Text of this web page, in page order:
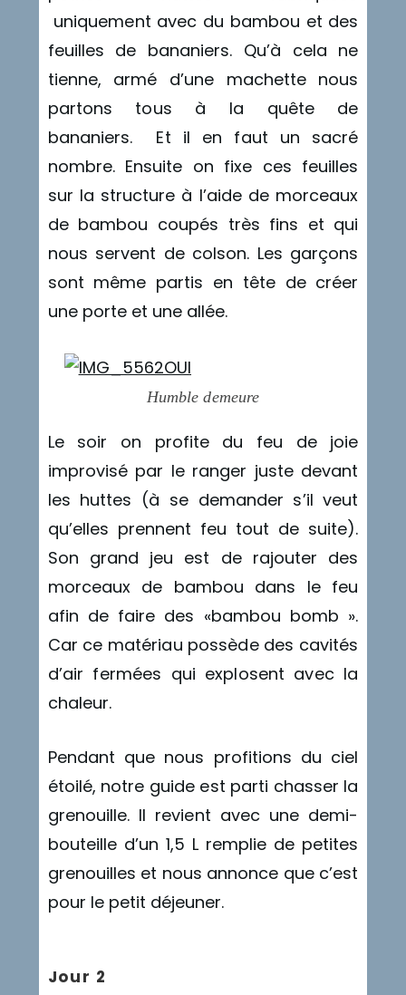
uniquement avec du bambou et des
feuilles de bananiers. Qu’à cela ne
tienne, armé d’une machette nous
partons tous à la quête de
bananiers. Et il en faut un sacré
nombre. Ensuite on fixe ces feuilles
sur la structure à l’aide de morceaux
de bambou coupés très fins et qui
nous servent de colson. Les garçons
sont même partis en tête de créer
une porte et une allée.
Humble demeure
Le soir on profite du feu de joie
improvisé par le ranger juste devant
les huttes (à se demander s’il veut
qu’elles prennent feu tout de suite).
Son grand jeu est de rajouter des
morceaux de bambou dans le feu
afin de faire des «bambou bomb ».
Car ce matériau possède des cavités
d’air fermées qui explosent avec la
chaleur.
Pendant que nous profitions du ciel
étoilé, notre guide est parti chasser la
grenouille. Il revient avec une demi-
bouteille d’un 1,5 L remplie de petites
grenouilles et nous annonce que c’est
pour le petit déjeuner.
Jour 2